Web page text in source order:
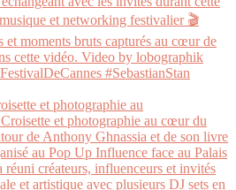
et photographie au